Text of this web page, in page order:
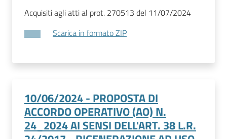
Acquisiti agli atti al prot. 270513 del 11/07/2024
Scarica in formato ZIP
10/06/2024 - PROPOSTA DI
ACCORDO OPERATIVO (AO) N.
24_2024 AI SENSI DELL'ART. 38 L.R.